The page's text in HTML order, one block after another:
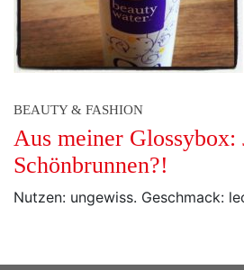
BEAUTY & FASHION
Aus meiner Glossybox:
Schönbrunnen?!
Nutzen: ungewiss. Geschmack: